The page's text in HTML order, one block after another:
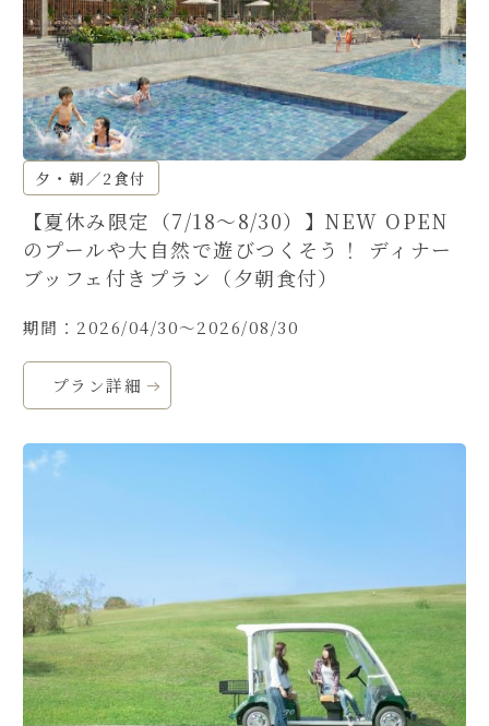
夕・朝／2食付
【夏休み限定（7/18～8/30）】NEW OPEN
のプールや大自然で遊びつくそう！ ディナー
ブッフェ付きプラン（夕朝食付）
期間：2026/04/30～2026/08/30
プラン詳細